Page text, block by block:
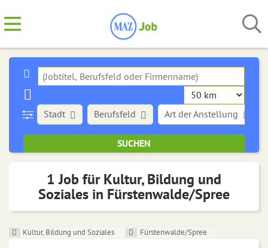
Stadt Art der Anstellung
Berufsfeld
1 Job für Kultur, Bildung und
Soziales in Fürstenwalde/Spree
Kultur, Bildung und Soziales Fürstenwalde/Spree